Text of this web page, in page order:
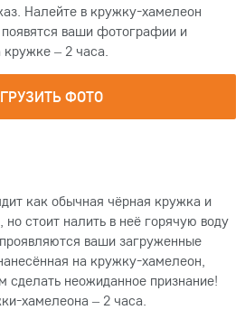
Налейте в кружку-хамелеон
ваши фотографии и
– 2 часа.
ФОТО
как обычная чёрная кружка и
но стоит налить в неё горячую воду
ваши загруженные
на кружку-хамелеон,
сделать неожиданное признание!
хамелеона – 2 часа.